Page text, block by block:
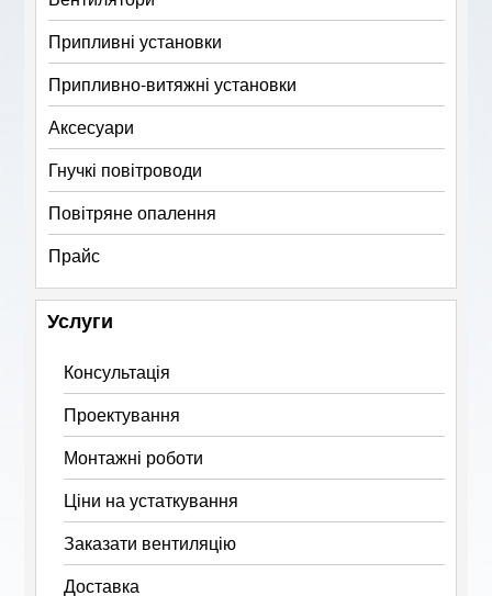
Припливні установки
Припливно-витяжні установки
Аксесуари
Гнучкі повітроводи
Повітряне опалення
Прайс
Услуги
Консультація
Проектування
Монтажні роботи
Ціни на устаткування
Заказати вентиляцію
Доставка